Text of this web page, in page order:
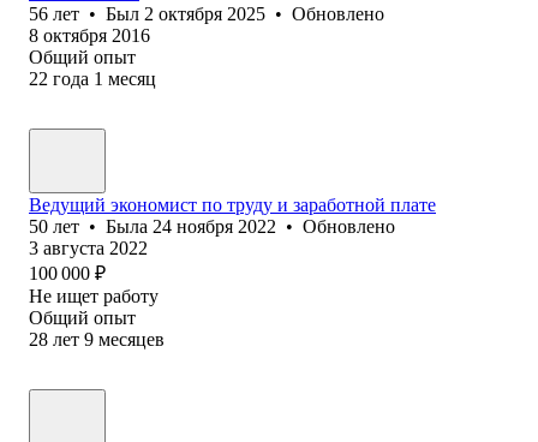
56 лет • Был 2 октября 2025 • Обновлено
8 октября 2016
Общий опыт
22 года 1 месяц
Ведущий экономист по труду и заработной плате
50 лет • Была 24 ноября 2022 • Обновлено
3 августа 2022
100 000 ₽
Не ищет работу
Общий опыт
28 лет 9 месяцев